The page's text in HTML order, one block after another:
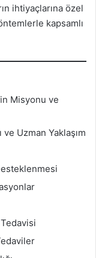
ihtiyaçlarına özel
kapsamlı
Misyonu ve
Uzman Yaklaşım